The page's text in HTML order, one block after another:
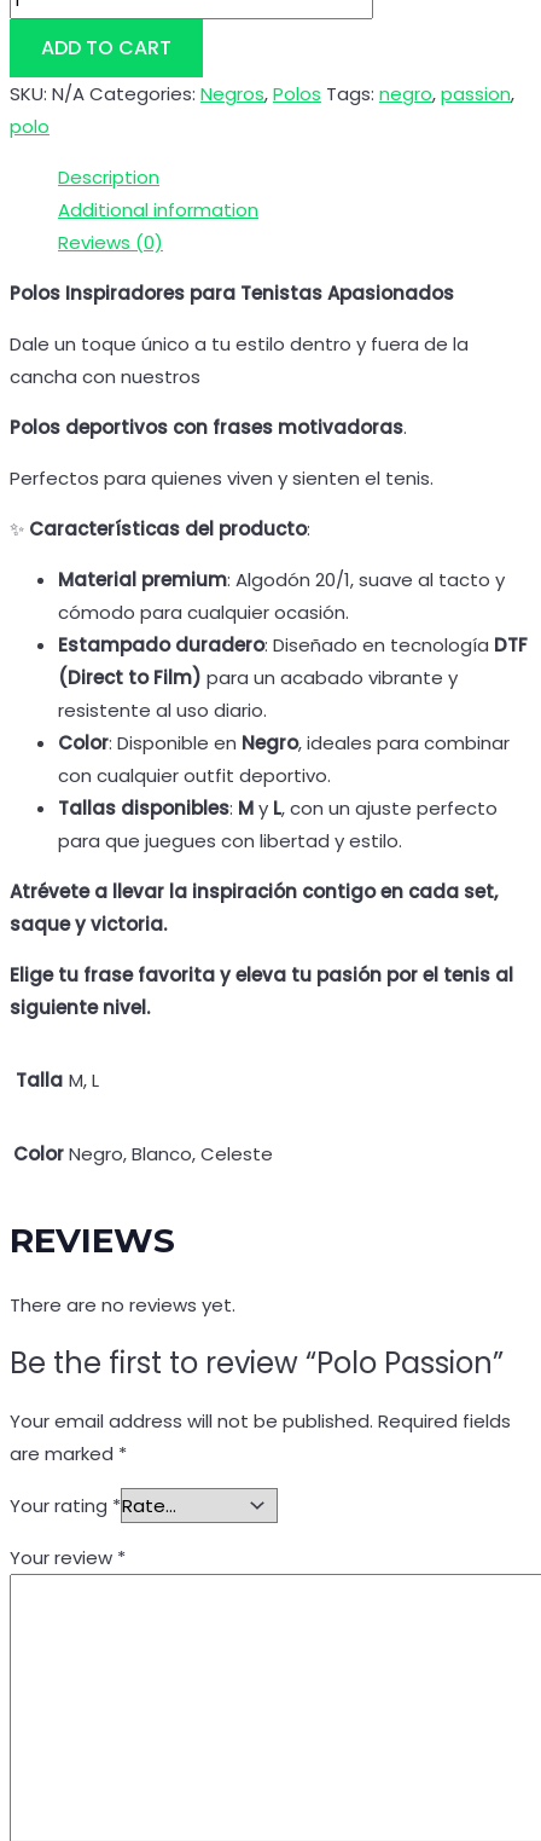
ADD TO CART
SKU: N/ACategories: Negros,Polos Tags: negro,passion,
polo
Description
Additional information
Reviews (0)
Polos Inspiradores para Tenistas Apasionados
Dale un toque único a tu estilo dentro y fuera de la
cancha con nuestros
Polos deportivos con frases motivadoras.
Perfectos para quienes viven y sienten el tenis.
✨ Características del producto:
Material premium: Algodón 20/1, suave al tacto y
cómodo para cualquier ocasión.
Estampado duradero: Diseñado en tecnología DTF
(Direct to Film) para un acabado vibrante y
resistente al uso diario.
Color: Disponible en Negro, ideales para combinar
con cualquier outfit deportivo.
Tallas disponibles: My L, con un ajuste perfecto
para que juegues con libertad y estilo.
Atrévete a llevar la inspiración contigo en cada set,
saque y victoria.
Elige tu frase favorita y eleva tu pasión por el tenis al
siguiente nivel.
Talla M, L
ColorNegro, Blanco, Celeste
REVIEWS
There are no reviews yet.
Be the first to review “Polo Passion”
Your email address will not be published. Required fields
are marked *
Your rating *
Your review *